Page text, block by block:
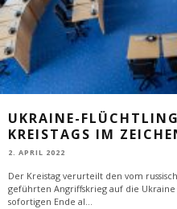
UKRAINE-
KREISTAGS IM
2. APRIL 2022
Der Kreistag verurteilt den vom
geführten Angriffskrieg auf die
sofortigen Ende al...